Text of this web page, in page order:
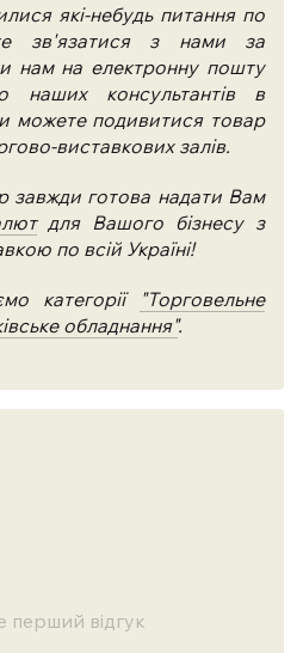
які-небудь питання по
зв'язатися з нами за
нам на електронну пошту
наших консультантів в
можете подивитися товар
виставкових залів.
завжди готова надати Вам
для Вашого бізнесу з
по всій Україні!
категорії "Торговельне
обладнання".
перший відгук